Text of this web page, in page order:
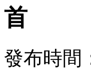
首
發布時間